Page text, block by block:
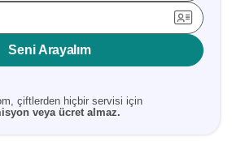
Seni Arayalım
çiftlerden hiçbir servisi için
veya ücret almaz.